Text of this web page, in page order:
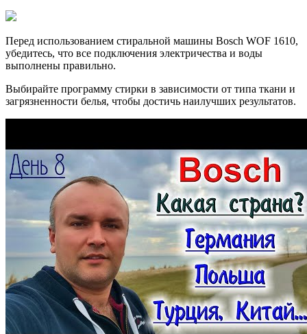
Перед использованием стиральной машины Bosch WOF 1610,
убедитесь, что все подключения электричества и воды
выполнены правильно.
Выбирайте программу стирки в зависимости от типа ткани и
загрязненности белья, чтобы достичь наилучших результатов.